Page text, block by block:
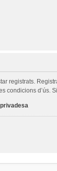
registrats.
condicions d’ús.